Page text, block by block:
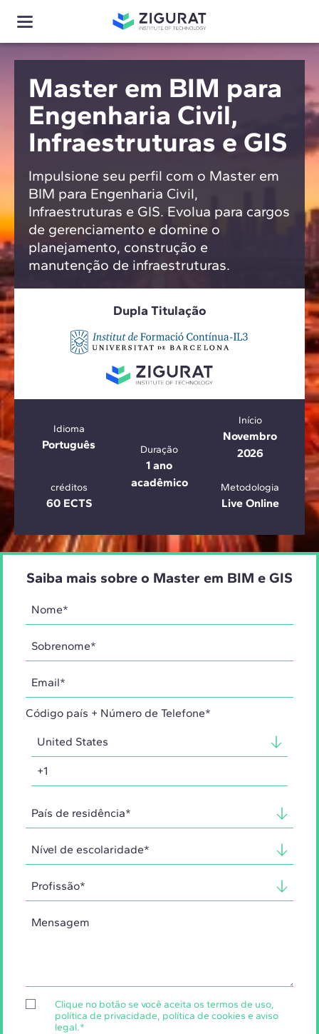
Master em BIM para
Engenharia Civil,
Infraestruturas e GIS
Impulsione seu perfil com o Master em
BIM para Engenharia Civil,
Infraestruturas e GIS. Evolua para cargos
de gerenciamento e domine o
planejamento, construção e
manutenção de infraestruturas.
Dupla Titulação
Idioma
Português Duração
1 ano
acadêmico
Início
Novembro
2026
créditos
60 ECTS
Metodologia
Live Online
Saiba mais sobre o Master em BIM e GIS
Código país + Número de Telefone*
Clique no botão se você aceita os termos de uso,
política de privacidade, política de cookies e aviso
legal.*